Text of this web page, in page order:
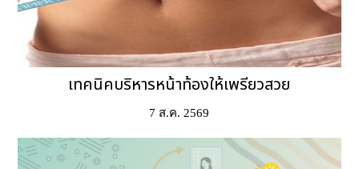
เทคนิคบริหารหน้าท้องให้เพรียวสวย
7 ส.ค. 2569